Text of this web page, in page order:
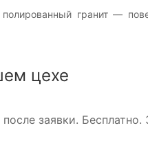
гранит —
цехе
заявки.